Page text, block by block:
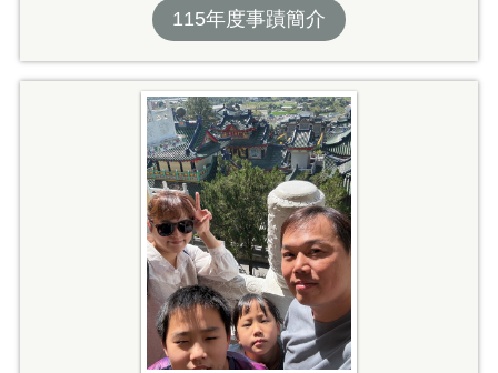
115年度事蹟簡介